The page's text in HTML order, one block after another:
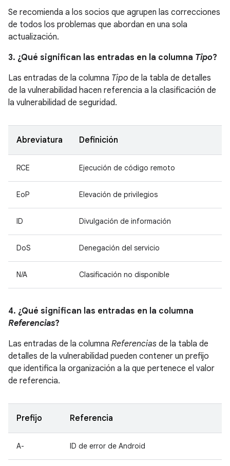
Se recomienda a los socios que agrupen las correcciones
de todos los problemas que abordan en una sola
actualización.
3. ¿Qué significan las entradas en la columna Tipo?
Las entradas de la columna Tipo de la tabla de detalles
de la vulnerabilidad hacen referencia a la clasificación de
la vulnerabilidad de seguridad.
Abreviatura Definición
RCE Ejecución de código remoto
EoP Elevación de privilegios
ID Divulgación de información
DoS Denegación del servicio
N/A Clasificación no disponible
4. ¿Qué significan las entradas en la columna
Referencias?
Las entradas de la columna Referencias de la tabla de
detalles de la vulnerabilidad pueden contener un prefijo
que identifica la organización a la que pertenece el valor
de referencia.
Prefijo Referencia
A- ID de error de Android